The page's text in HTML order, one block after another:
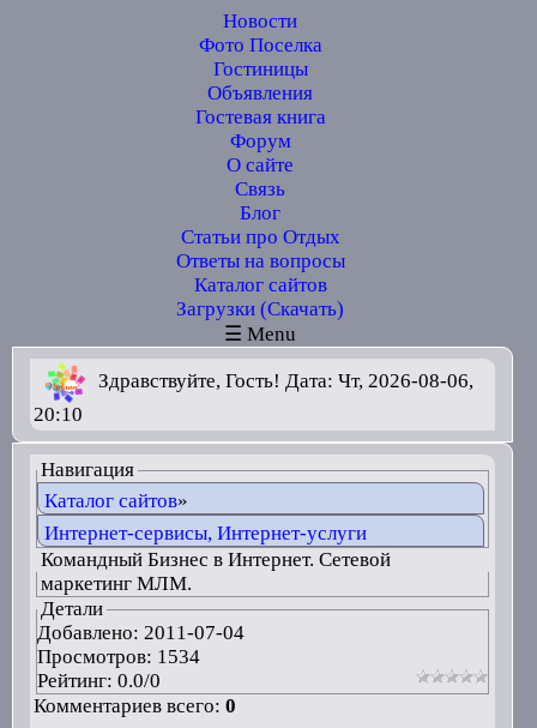
Новости
Фото Поселка
Гостиницы
Объявления
Гостевая книга
Форум
О сайте
Связь
Блог
Статьи про Отдых
Ответы на вопросы
Каталог сайтов
Загрузки (Скачать)
☰ Menu
Здравствуйте, Гость! Дата: Чт, 2026-08-06,
20:10
Навигация
Каталог сайтов»
Интернет-сервисы, Интернет-услуги
Командный Бизнес в Интернет. Сетевой
маркетинг МЛМ.
Детали
Добавлено: 2011-07-04
Просмотров: 1534
Рейтинг: 0.0/0
Комментариев всего: 0